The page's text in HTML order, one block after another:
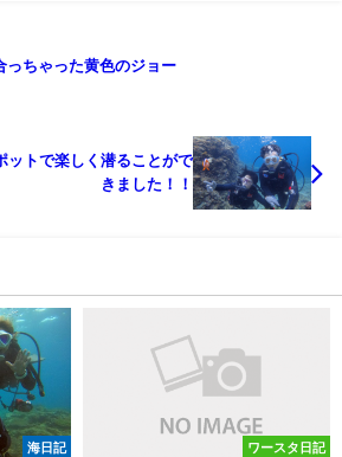
っちゃった黄色のジョー
ットで楽しく潜ることがで
きました！！
海日記 ワースタ日記